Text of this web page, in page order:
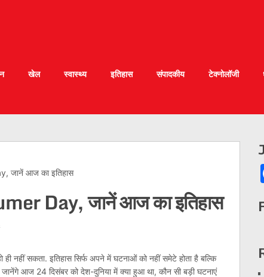
खेल स्वास्थ्य इतिहास संपादकीय टेक्नोलॉजी
जानें आज का इतिहास
Day, जानें आज का इतिहास
नहीं सकता. इतिहास सिर्फ अपने में घटनाओं को नहीं समेटे होता है बल्कि
आज 24 दिसंबर को देश-दुनिया में क्या हुआ था, कौन सी बड़ी घटनाएं